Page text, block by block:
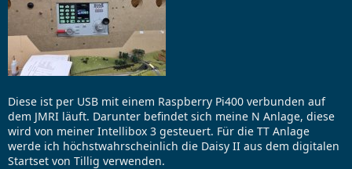
Diese ist per USB mit einem Raspberry Pi400 verbunden auf
dem JMRI läuft. Darunter befindet sich meine N Anlage, diese
wird von meiner Intellibox 3 gesteuert. Für die TT Anlage
werde ich höchstwahrscheinlich die Daisy II aus dem digitalen
Startset von Tillig verwenden.